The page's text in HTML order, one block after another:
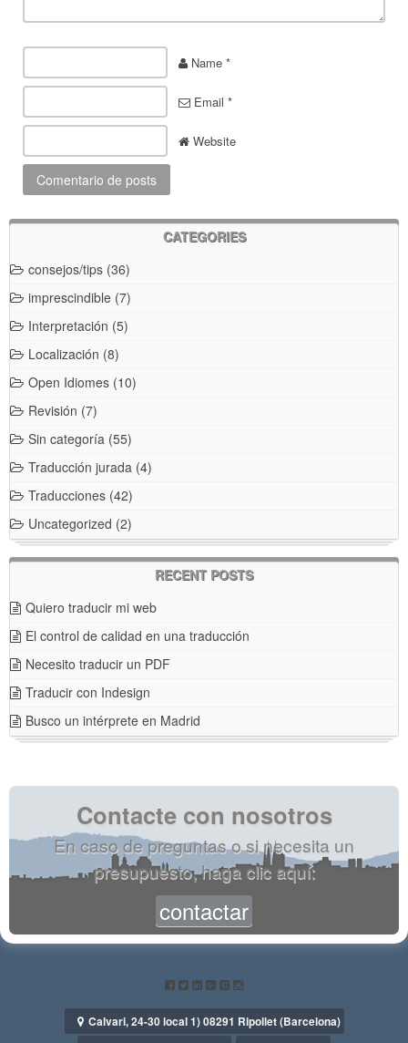
Name *
Email *
Website
CATEGORIES
consejos/tips (36)
imprescindible (7)
Interpretación (5)
Localización (8)
Open Idiomes (10)
Revisión (7)
Sin categoría (55)
Traducción jurada (4)
Traducciones (42)
Uncategorized (2)
RECENT POSTS
Quiero traducir mi web
El control de calidad en una traducción
Necesito traducir un PDF
Traducir con Indesign
Busco un intérprete en Madrid
Contacte con nosotros
En caso de preguntas o si necesita un
presupuesto, haga clic aquí:
contactar
Calvari, 24-30 local 1) 08291 Ripollet (Barcelona)